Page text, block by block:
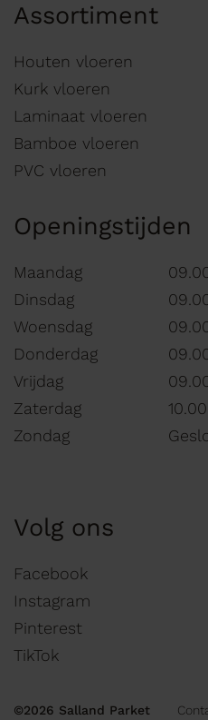
Assortiment
Houten vloeren
Kurk vloeren
Laminaat vloeren
Bamboe vloeren
PVC vloeren
Openingstijden
Maandag
Dinsdag
Woensdag
Donderdag
Vrijdag
Zaterdag
Zondag
Volg ons
Facebook
Instagram
Pinterest
TikTok
©2026 Salland Parket